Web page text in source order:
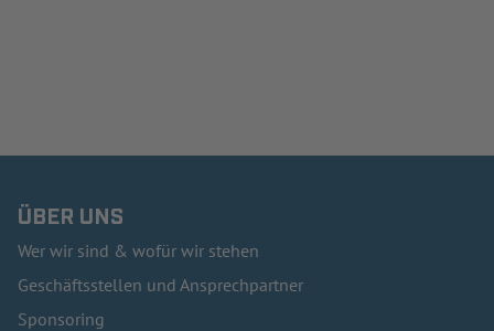
ÜBER UNS
Wer wir sind & wofür wir stehen
Geschäftsstellen und Ansprechpartner
Sponsoring